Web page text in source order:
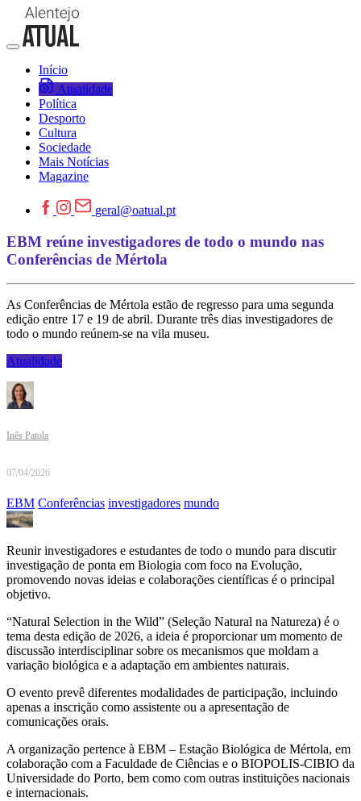
Início
Atualidade
Política
Desporto
Cultura
Sociedade
Mais Notícias
Magazine
geral@oatual.pt
EBM reúne investigadores de todo o mundo nas
Conferências de Mértola
As Conferências de Mértola estão de regresso para uma segunda
edição entre 17 e 19 de abril. Durante três dias investigadores de
todo o mundo reúnem-se na vila museu.
Atualidade
Inês Patola
07/04/2026
EBM Conferências investigadores mundo
Reunir investigadores e estudantes de todo o mundo para discutir
investigação de ponta em Biologia com foco na Evolução,
promovendo novas ideias e colaborações científicas é o principal
objetivo.
“Natural Selection in the Wild” (Seleção Natural na Natureza) é o
tema desta edição de 2026, a ideia é proporcionar um momento de
discussão interdisciplinar sobre os mecanismos que moldam a
variação biológica e a adaptação em ambientes naturais.
O evento prevê diferentes modalidades de participação, incluindo
apenas a inscrição como assistente ou a apresentação de
comunicações orais.
A organização pertence à EBM – Estação Biológica de Mértola, em
colaboração com a Faculdade de Ciências e o BIOPOLIS-CIBIO da
Universidade do Porto, bem como com outras instituições nacionais
e internacionais.